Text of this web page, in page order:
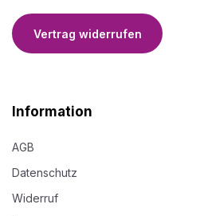
Vertrag widerrufen
Information
AGB
Datenschutz
Widerruf